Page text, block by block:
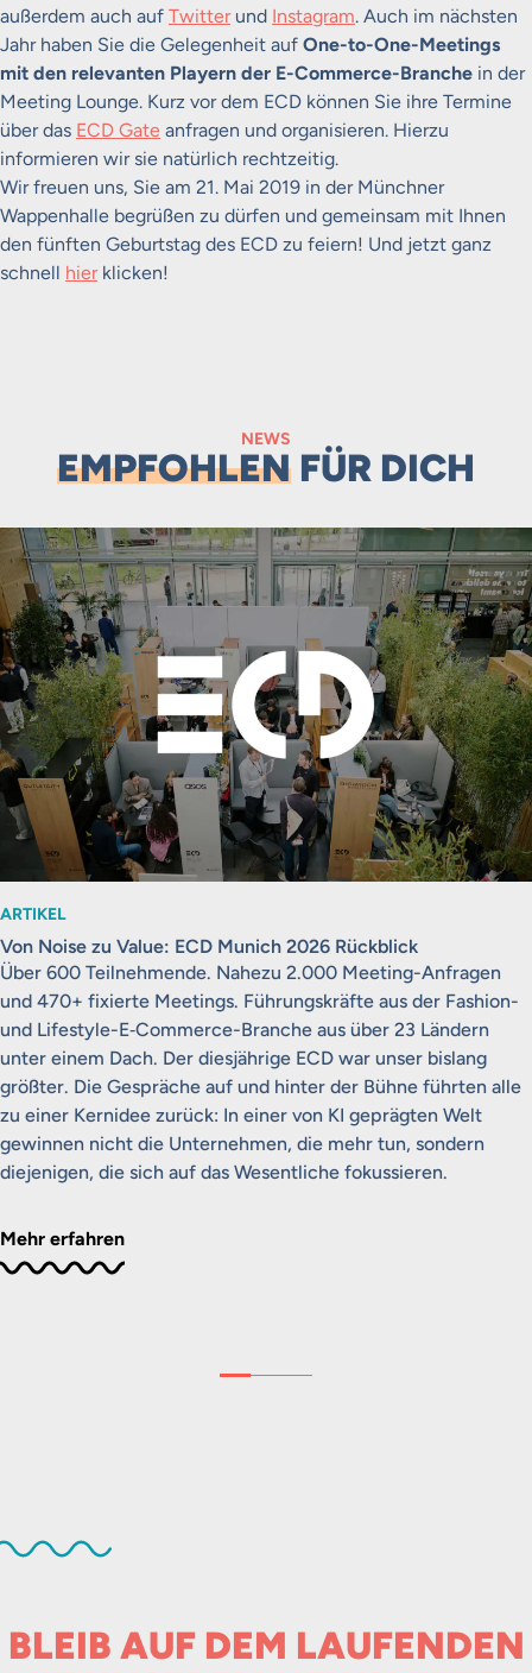
außerdem auch auf Twitterund Instagram. Auch im nächsten
Jahr haben Sie die Gelegenheit auf One-to-One-Meetings
mit den relevanten Playern der E-Commerce-Branche in der
Meeting Lounge. Kurz vor dem ECD können Sie ihre Termine
über das ECD Gate anfragen und organisieren. Hierzu
informieren wir sie natürlich rechtzeitig.
Wir freuen uns, Sie am 21. Mai 2019 in der Münchner
Wappenhalle begrüßen zu dürfen und gemeinsam mit Ihnen
den fünften Geburtstag des ECD zu feiern! Und jetzt ganz
schnell hierklicken!
NEWS
EMPFOHLEN FÜR DICH
ARTIKEL
Von Noise zu Value: ECD Munich 2026 Rückblick
Über 600 Teilnehmende. Nahezu 2.000 Meeting-Anfragen
und 470+ fixierte Meetings. Führungskräfte aus der Fashion-
und Lifestyle-E‑Commerce-Branche aus über 23 Ländern
unter einem Dach. Der diesjährige ECD war unser bislang
größter. Die Gespräche auf und hinter der Bühne führten alle
zu einer Kernidee zurück: In einer von KI geprägten Welt
gewinnen nicht die Unternehmen, die mehr tun, sondern
diejenigen, die sich auf das Wesentliche fokussieren.
Mehr erfahren
BLEIB AUF DEM LAUFENDEN